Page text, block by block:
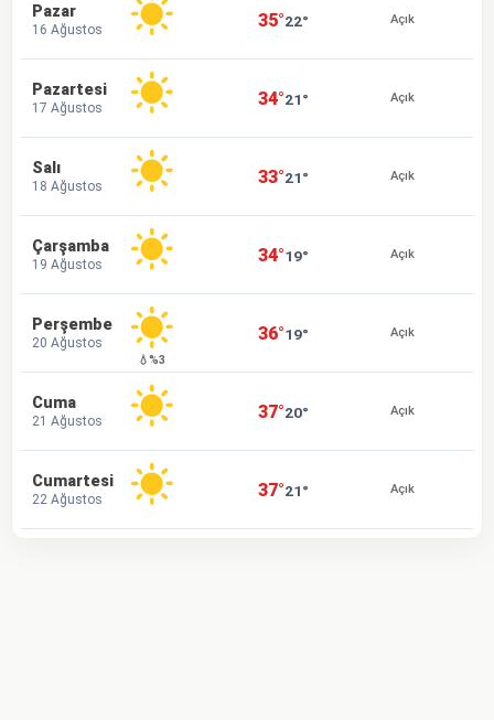
Pazar
16 Ağustos 35°22° Açık
Pazartesi
17 Ağustos 34°21° Açık
Salı
18 Ağustos 33°21° Açık
Çarşamba
19 Ağustos 34°19° Açık
Perşembe
20 Ağustos
💧%3
36°19° Açık
Cuma
21 Ağustos 37°20° Açık
Cumartesi
22 Ağustos 37°21° Açık